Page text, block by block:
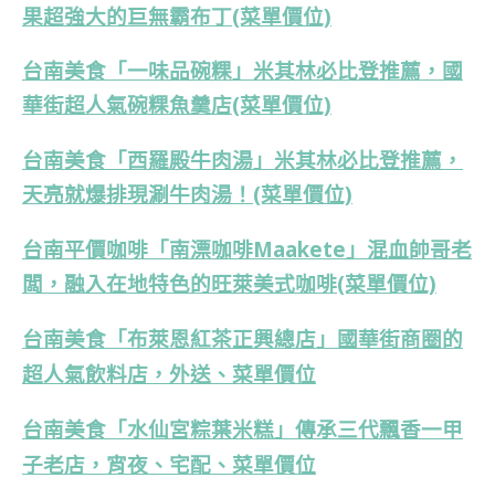
果超強大的巨無霸布丁(菜單價位)
台南美食「一味品碗粿」米其林必比登推薦，國
華街超人氣碗粿魚羹店(菜單價位)
台南美食「西羅殿牛肉湯」米其林必比登推薦，
天亮就爆排現涮牛肉湯！(菜單價位)
台南平價咖啡「南漂咖啡Maakete」混血帥哥老
闆，融入在地特色的旺萊美式咖啡(菜單價位)
台南美食「布萊恩紅茶正興總店」國華街商圈的
超人氣飲料店，外送、菜單價位
台南美食「水仙宮粽葉米糕」傳承三代飄香一甲
子老店，宵夜、宅配、菜單價位